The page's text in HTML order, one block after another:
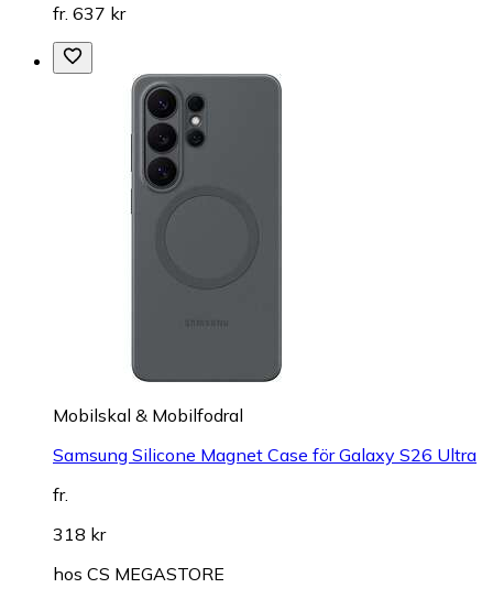
fr. 637 kr
Mobilskal & Mobilfodral
Samsung Silicone Magnet Case för Galaxy S26 Ultra
fr.
318 kr
hos CS MEGASTORE